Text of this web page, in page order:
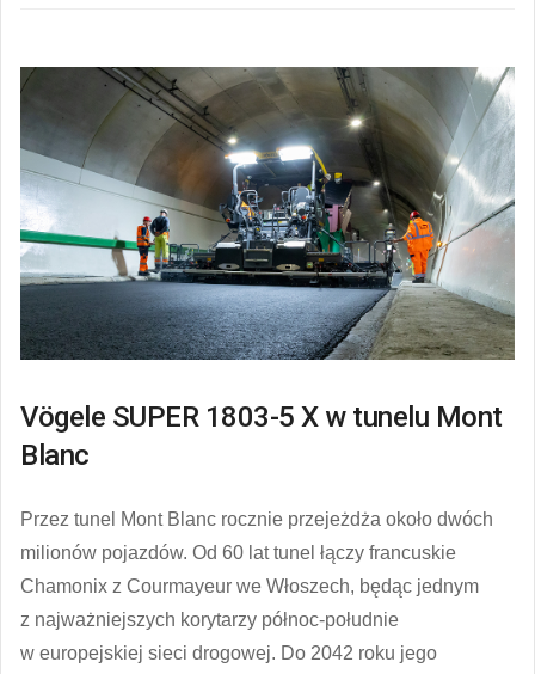
Vögele SUPER 1803-5 X w tunelu Mont
Blanc
Przez tunel Mont Blanc rocznie przejeżdża około dwóch
milionów pojazdów. Od 60 lat tunel łączy francuskie
Chamonix z Courmayeur we Włoszech, będąc jednym
z najważniejszych korytarzy północ-południe
w europejskiej sieci drogowej. Do 2042 roku jego